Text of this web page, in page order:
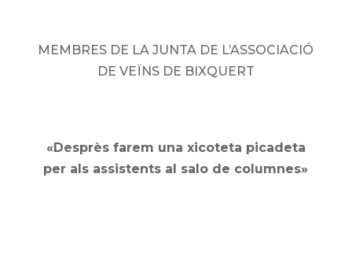
MEMBRES DE LA JUNTA DE L’ASSOCIACIÓ
DE VEÏNS DE BIXQUERT
«Desprès farem una xicoteta picadeta
per als assistents al salo de columnes»